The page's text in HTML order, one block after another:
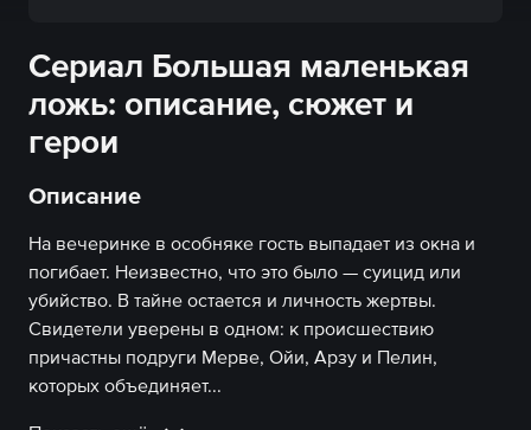
Сериал Большая маленькая
ложь: описание, сюжет и
герои
Описание
На вечеринке в особняке гость выпадает из окна и
погибает. Неизвестно, что это было — суицид или
убийство. В тайне остается и личность жертвы.
Свидетели уверены в одном: к происшествию
причастны подруги Мерве, Ойи, Арзу и Пелин,
которых объединяет...